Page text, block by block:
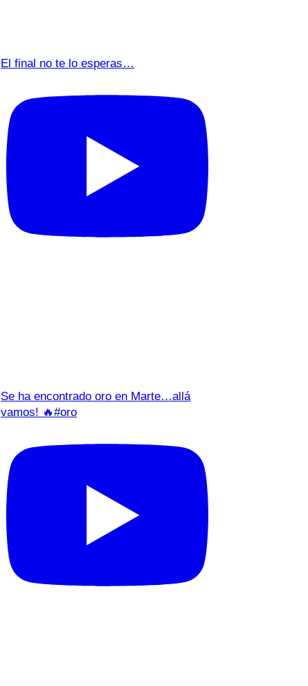
El final no te lo esperas…
Se ha encontrado oro en Marte…allá
vamos! 🔥#oro